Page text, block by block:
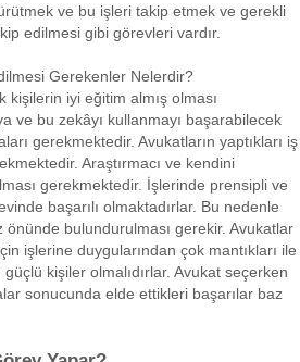
ve bu işleri takip etmek ve gerekli
edilmesi gibi görevleri vardır.
Gerekenler Nelerdir?
kişilerin iyi eğitim almış olması
ve bu zekâyı kullanmayı başarabilecek
gerekmektedir. Avukatların yaptıkları iş
Araştırmacı ve kendini
gerekmektedir. İşlerinde prensipli ve
başarılı olmaktadırlar. Bu nedenle
bulundurulması gerekir. Avukatlar
işlerine duygularından çok mantıkları ile
kişiler olmalıdırlar. Avukat seçerken
sonucunda elde ettikleri başarılar baz